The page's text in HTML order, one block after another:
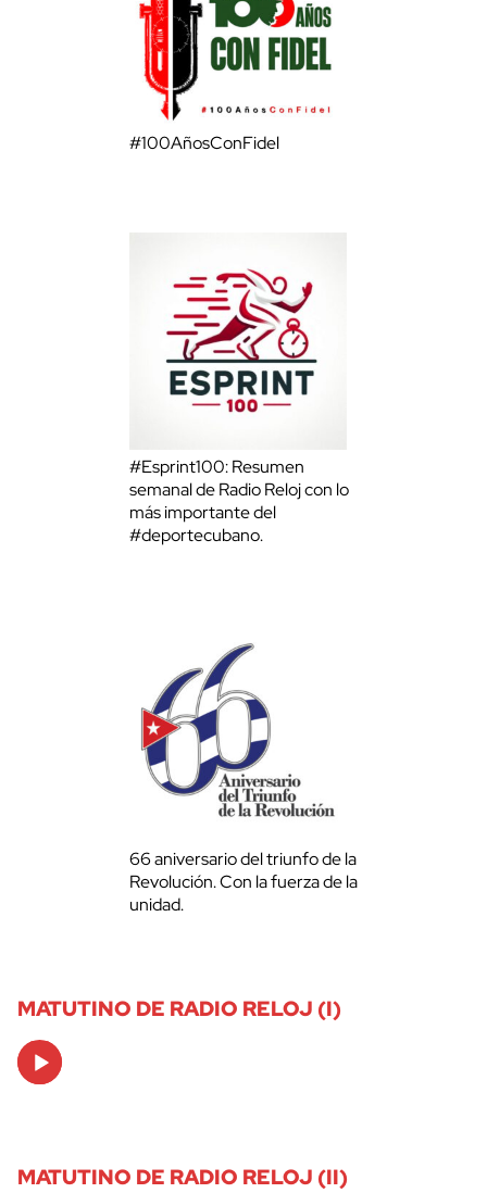
#100AñosConFidel
#Esprint100: Resumen
semanal de Radio Reloj con lo
más importante del
#deportecubano.
66 aniversario del triunfo de la
Revolución. Con la fuerza de la
unidad.
MATUTINO DE RADIO RELOJ (I)
Audio
Player
MATUTINO DE RADIO RELOJ (II)